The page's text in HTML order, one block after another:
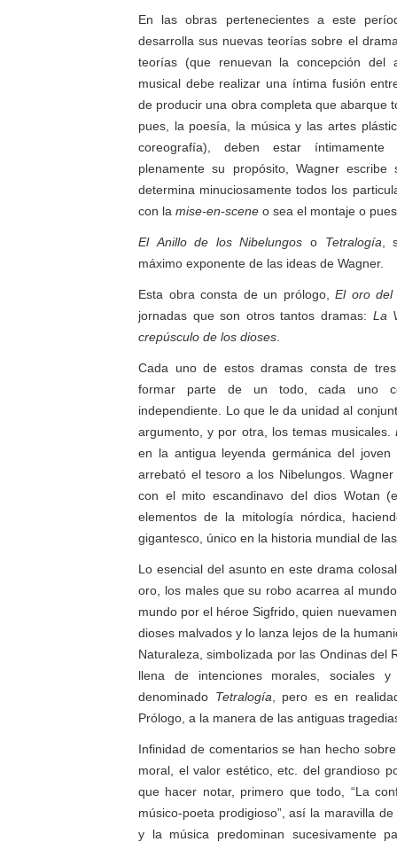
En las obras pertenecientes a este
desarrolla sus nuevas teorías sobre el
teorías (que renuevan la concepción del
musical debe realizar una íntima fusión
de producir una obra completa que abarque
pues, la poesía, la música y las artes
coreografía), deben estar
plenamente su propósito, Wagner
determina minuciosamente todos los
con la mise-en-scene o sea el montaje o
El Anillo de los Nibelungos o Tetralogía ,
máximo exponente de las ideas de Wagner.
Esta obra consta de un prólogo, El oro del
jornadas que son otros tantos dramas: La
crepúsculo de los dioses
Cada uno de estos dramas consta de
formar parte de un todo, cada uno
independiente. Lo que le da unidad al
argumento, y por otra, los temas musicales.
en la antigua leyenda germánica del
arrebató el tesoro a los Nibelungos.
con el mito escandinavo del dios Wotan
elementos de la mitología nórdica,
gigantesco, único en la historia mundial de
Lo esencial del asunto en este drama
oro, los males que su robo acarrea al
mundo por el héroe Sigfrido, quien
dioses malvados y lo lanza lejos de la
Naturaleza, simbolizada por las Ondinas del
llena de intenciones morales, sociales
denominado Tetralogía , pero es en
Prólogo, a la manera de las antiguas
Infinidad de comentarios se han hecho
moral, el valor estético, etc. del grandioso
que hacer notar, primero que todo, “La
músico-poeta prodigioso”, así la maravilla
y la música predominan sucesivamente